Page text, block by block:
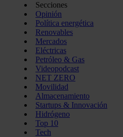
Secciones
Opinión
Política energética
Renovables
Mercados
Eléctricas
Petróleo & Gas
Videopodcast
NET ZERO
Movilidad
Almacenamiento
Startups & Innovación
Hidrógeno
Top 10
Tech